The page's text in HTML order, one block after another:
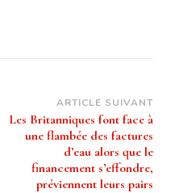
ARTICLE SUIVANT
Les Britanniques font face à
une flambée des factures
d’eau alors que le
financement s’effondre,
préviennent leurs pairs